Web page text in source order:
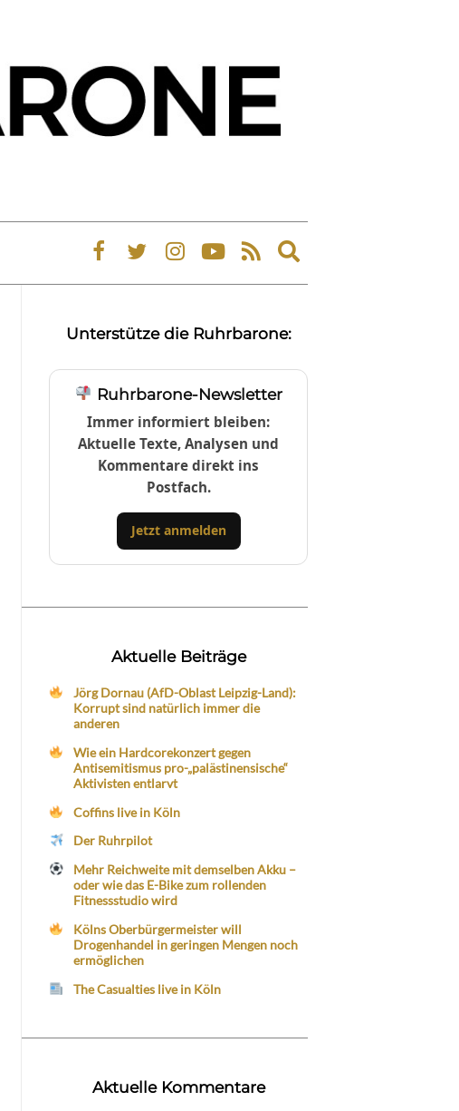
Expand
search
Unterstütze die Ruhrbarone:
Ruhrbarone-Newsletter
Immer informiert bleiben:
Aktuelle Texte, Analysen und
Kommentare direkt ins
Postfach.
Jetzt anmelden
Aktuelle Beiträge
Jörg Dornau (AfD-Oblast Leipzig-Land):
Korrupt sind natürlich immer die
anderen
Wie ein Hardcorekonzert gegen
Antisemitismus pro-„palästinensische“
Aktivisten entlarvt
Coffins live in Köln
Der Ruhrpilot
Mehr Reichweite mit demselben Akku –
oder wie das E-Bike zum rollenden
Fitnessstudio wird
Kölns Oberbürgermeister will
Drogenhandel in geringen Mengen noch
ermöglichen
The Casualties live in Köln
Aktuelle Kommentare